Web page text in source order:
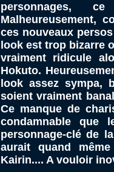
personnages,
Malheureusement,
ces nouveaux
look est trop bizarre
vraiment ridicule
Hokuto.
look assez sympa,
soient vraiment
Ce manque de
condamnable que
personnage-clé de
aurait quand
Kairin.... A vouloir